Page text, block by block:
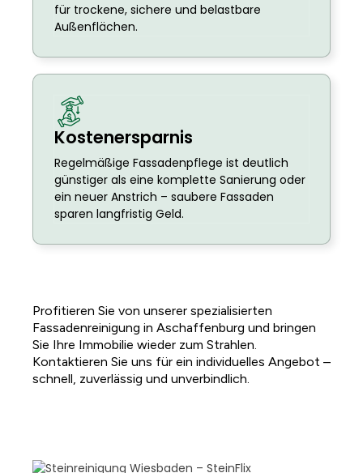
für trockene, sichere und belastbare
Außenflächen.
Kostenersparnis
Regelmäßige Fassadenpflege ist deutlich
günstiger als eine komplette Sanierung oder
ein neuer Anstrich – saubere Fassaden
sparen langfristig Geld.
Profitieren Sie von unserer spezialisierten
Fassadenreinigung in Aschaffenburg und bringen
Sie Ihre Immobilie wieder zum Strahlen.
Kontaktieren Sie uns für ein individuelles Angebot –
schnell, zuverlässig und unverbindlich.